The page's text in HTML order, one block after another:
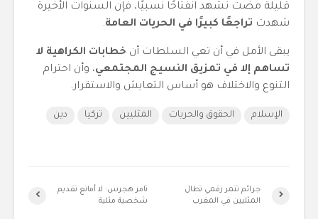
قليلة مضت تشهد انفتاحًا نسبيًا، فإن السنوات الأخيرة
شهدت تراجعًا كبيرًا في الحريات العامة.
يبقى الأمل في أن تعي السلطات أن خطابات الكراهية لا
تساهم إلا في تمزيق النسيج المجتمعي، وأن احترام
التنوع والاختلاف هو أساس التعايش والاستقرار.
الإسلام الحقوق والحريات المثليين تركيا دين
تامر هجرس: لا أمانع تقديم
شخصية مثلية
جرائم تنمر رقمي تطال
المثليين في المغرب